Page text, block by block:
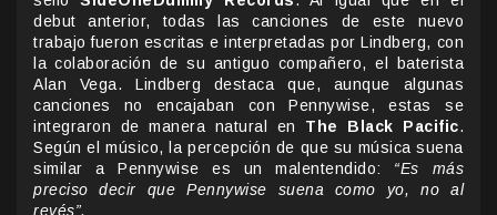
debut anterior, todas las canciones de este nuevo
trabajo fueron escritas e interpretadas por Lindberg, con
la colaboración de su antiguo compañero, el baterista
Alan Vega. Lindberg destaca que, aunque algunas
canciones no encajaban con Pennywise, estas se
integraron de manera natural en The Black Pacific.
Según el músico, la percepción de que su música suena
similar a Pennywise es un malentendido: “Es más
preciso decir que Pennywise suena como yo, no al
revés”.